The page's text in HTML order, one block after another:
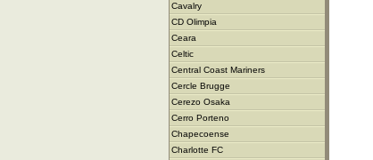
Cavalry
CD Olimpia
Ceara
Celtic
Central Coast Mariners
Cercle Brugge
Cerezo Osaka
Cerro Porteno
Chapecoense
Charlotte FC